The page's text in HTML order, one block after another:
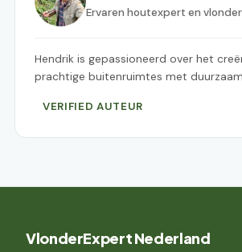
Ervaren houtexpert en
Hendrik is gepassioneerd over het
prachtige buitenruimtes met
VERIFIED AUTEUR
VlonderExpert Nederland